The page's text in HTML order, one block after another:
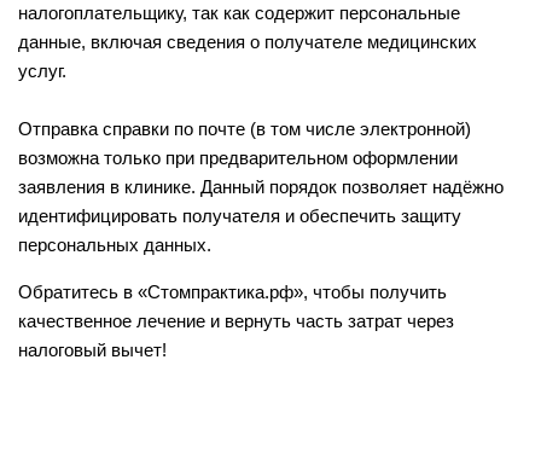
налогоплательщику, так как содержит персональные
данные, включая сведения о получателе медицинских
услуг.
Отправка справки по почте (в том числе электронной)
возможна только при предварительном оформлении
заявления в клинике. Данный порядок позволяет надёжно
идентифицировать получателя и обеспечить защиту
персональных данных.
Обратитесь в «Стомпрактика.рф», чтобы получить
качественное лечение и вернуть часть затрат через
налоговый вычет!